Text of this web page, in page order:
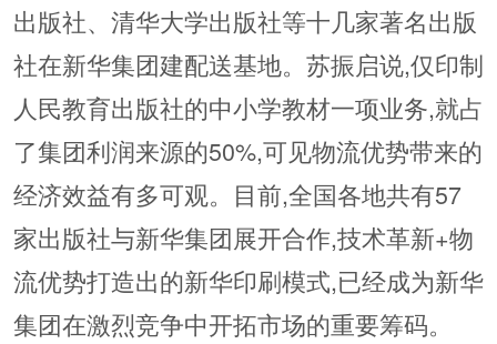
出版社、清华大学出版社等十几家著名出版
社在新华集团建配送基地。苏振启说,仅印制
人民教育出版社的中小学教材一项业务,就占
了集团利润来源的50%,可见物流优势带来的
经济效益有多可观。目前,全国各地共有57
家出版社与新华集团展开合作,技术革新+物
流优势打造出的新华印刷模式,已经成为新华
集团在激烈竞争中开拓市场的重要筹码。